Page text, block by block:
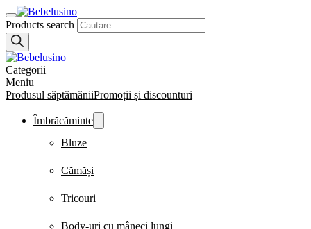
Products search
Categorii
Meniu
Produsul săptămăniiPromoții și discounturi
Îmbrăcăminte
Bluze
Cămăși
Tricouri
Body-uri cu mâneci lungi